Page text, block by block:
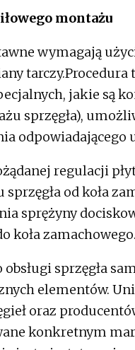
montażu
wymagają
jakie są
sprzęgła),
odpowiadającego
regulacji
od koła
sprężyny
koła zamachowego.
sprzęgła
elementów.
oraz
konkretnym